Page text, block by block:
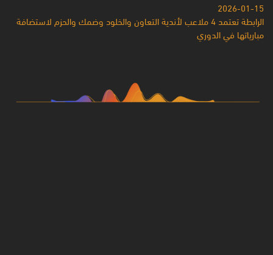
2026-01-15
الرابطة تعتمد 4 ملاعب لأندية التعاون والخلود وضمك والحزم لاستضافة
مبارياتها في الدوري